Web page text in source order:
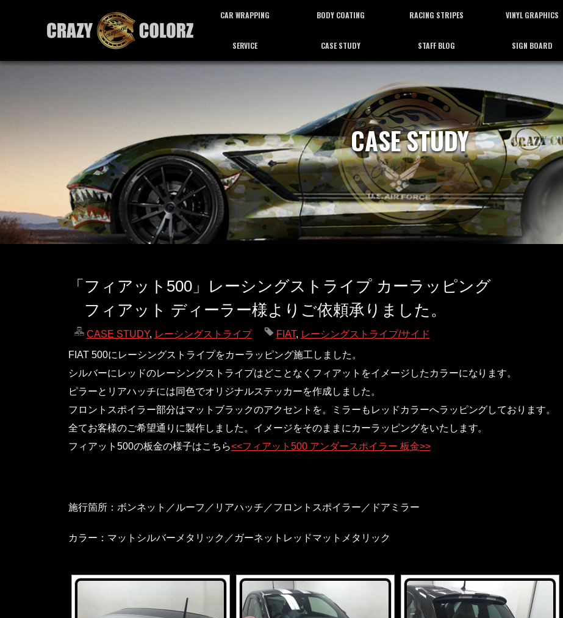
CAR WRAPPING
カーラッピング
BODY COATING
ボディーコーティング
RACING STRIPES
レーシングストライプ
VINYL GRAPHICS
バイナルグラフィックス
SERVICE CASE STUDY STAFF BLOG SIGN BOARD
CASE STUDY
「フィアット500」レーシングストライプ カーラッピング
フィアット ディーラー様よりご依頼承りました。
CASE STUDY, レーシングストライプ FIAT, レーシングストライプ/サイド
FIAT 500にレーシングストライプをカーラッピング施工しました。
シルバーにレッドのレーシングストライプはどことなくフィアットをイメージしたカラーになります。
ピラーとリアハッチには同色でオリジナルステッカーを作成しました。
フロントスポイラー部分はマットブラックのアクセントを。ミラーもレッドカラーへラッピングしております。
全てお客様のご希望通りに製作しました。イメージをそのままにカーラッピングをいたします。
フィアット500の板金の様子はこちら<<フィアット500 アンダースポイラー 板金>>
施行箇所：ボンネット／ルーフ／リアハッチ／フロントスポイラー／ドアミラー
カラー：マットシルバーメタリック／ガーネットレッドマットメタリック